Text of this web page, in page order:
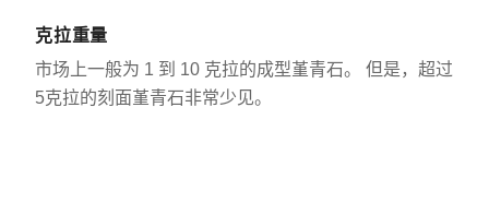
克拉重量
市场上一般为 1 到 10 克拉的成型堇青石。 但是，超过
5克拉的刻面堇青石非常少见。